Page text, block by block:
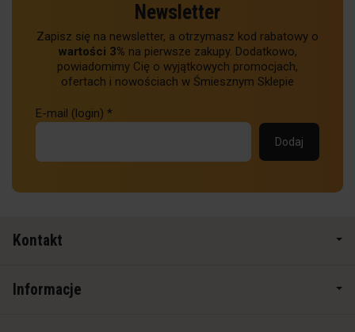
Newsletter
Zapisz się na newsletter, a otrzymasz kod rabatowy o
wartości 3% na pierwsze zakupy. Dodatkowo,
powiadomimy Cię o wyjątkowych promocjach,
ofertach i nowościach w Śmiesznym Sklepie
E-mail (login) *
Kontakt
Informacje